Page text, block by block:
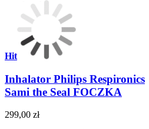
Hit
Inhalator Philips Respironics
Sami the Seal FOCZKA
299,00 zł